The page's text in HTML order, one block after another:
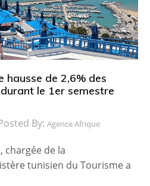
hausse de 2,6% des
le 1er semestre
By: Agence Afrique
chargée de la
tunisien du Tourisme a